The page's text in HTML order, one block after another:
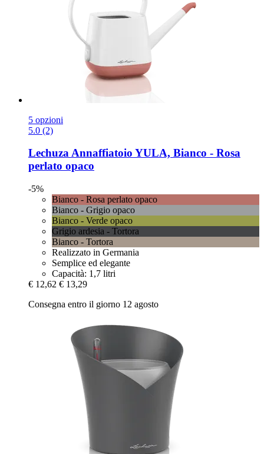
5 opzioni
5.0 (2)
LechuzaAnnaffiatoio YULA, Bianco -​ Rosa
perlato opaco
-5%
Bianco - Rosa perlato opaco
Bianco - Grigio opaco
Bianco - Verde opaco
Grigio ardesia - Tortora
Bianco - Tortora
Realizzato in Germania
Semplice ed elegante
Capacità: 1,7 litri
€ 12,62 € 13,29
Consegna entro il giorno 12 agosto